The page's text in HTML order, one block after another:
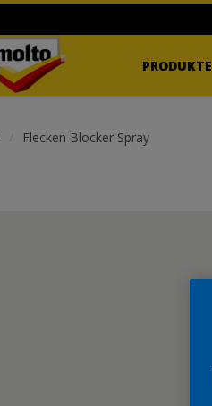
PRODUKTE
Flecken Blocker Spray